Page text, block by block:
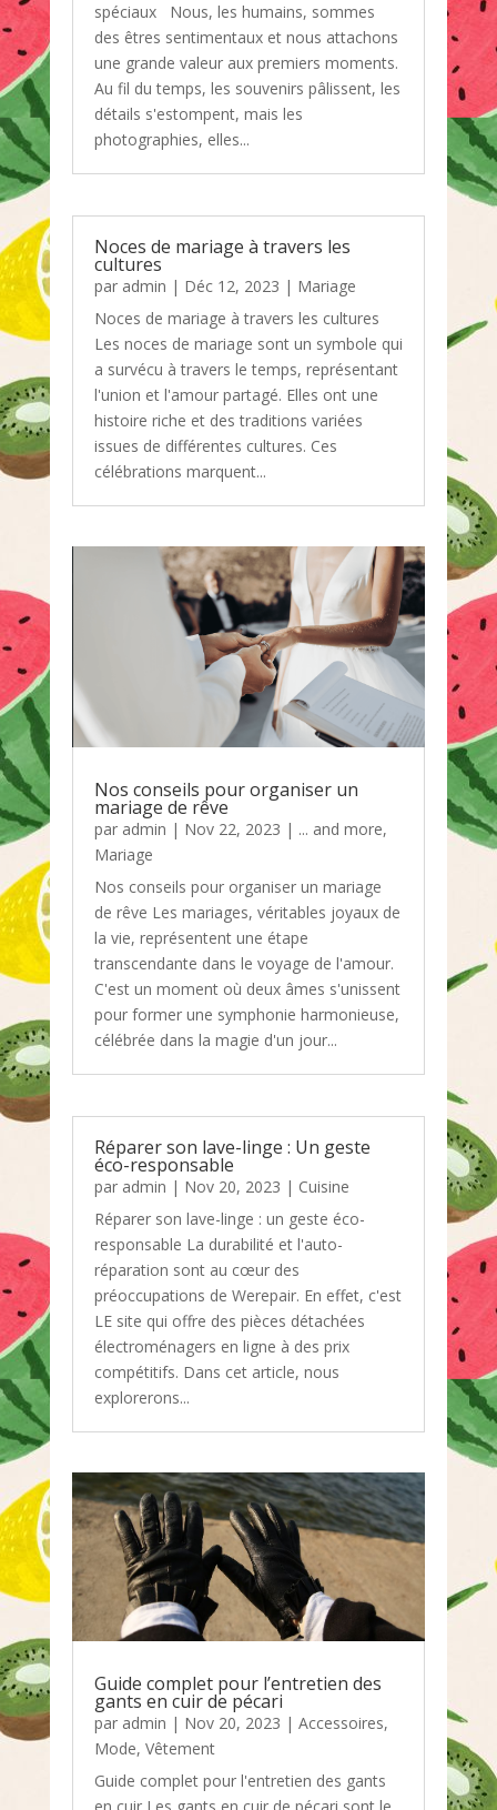
spéciaux Nous, les humains, sommes
des êtres sentimentaux et nous attachons
une grande valeur aux premiers moments.
Au fil du temps, les souvenirs pâlissent, les
détails s'estompent, mais les
photographies, elles...
Noces de mariage à travers les
cultures
par admin | Déc 12, 2023 | Mariage
Noces de mariage à travers les cultures
Les noces de mariage sont un symbole qui
a survécu à travers le temps, représentant
l'union et l'amour partagé. Elles ont une
histoire riche et des traditions variées
issues de différentes cultures. Ces
célébrations marquent...
Nos conseils pour organiser un
mariage de rêve
par admin | Nov 22, 2023 | ... and more,
Mariage
Nos conseils pour organiser un mariage
de rêve Les mariages, véritables joyaux de
la vie, représentent une étape
transcendante dans le voyage de l'amour.
C'est un moment où deux âmes s'unissent
pour former une symphonie harmonieuse,
célébrée dans la magie d'un jour...
Réparer son lave-linge : Un geste
éco-responsable
par admin | Nov 20, 2023 | Cuisine
Réparer son lave-linge : un geste éco-
responsable La durabilité et l'auto-
réparation sont au cœur des
préoccupations de Werepair. En effet, c'est
LE site qui offre des pièces détachées
électroménagers en ligne à des prix
compétitifs. Dans cet article, nous
explorerons...
Guide complet pour l’entretien des
gants en cuir de pécari
par admin | Nov 20, 2023 | Accessoires,
Mode, Vêtement
Guide complet pour l'entretien des gants
en cuir Les gants en cuir de pécari sont le